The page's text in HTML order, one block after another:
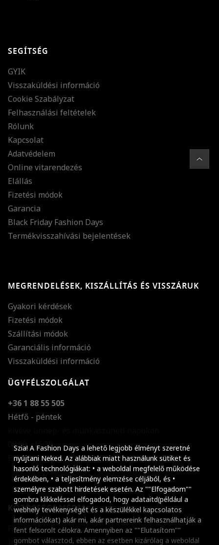
Szia! A Fashion Days a lehető legjobb élményt szeretné
nyújtani Neked. Az alábbiak miatt használunk sütiket és
hasonló technológiákat: • a weboldal megfelelő működése
érdekében, • a teljesítmény elemzése céljából, és •
személyre szabott hirdetések esetén. Az ""Elfogadom""
gombra klikkeléssel elfogadod, hogy adataitd(például a
webhely tevékenységét és a készülékkel kapcsolatos
információkat) akár mi, akár partnereink felhasználhatják a
fent felsorolt célokra. Amennyiben az ""Elutasítom""
gombot választod, ebben az esetben kizárólag a weboldal
különleges ajánlatainkat és stílustippjeinket!
SEGÍTSÉG
GYIK
Visszaküldési információ
Cookie Szabályzat
Felhasználási feltételek
Rólunk
Kapcsolat
Adatvédelem
Online vitarendezés
Elállás
Fizetési módok
Garancia
Black Friday Fashion Days
Termékvisszahívási bejelentések
MEGRENDELÉSEK, KISZÁLLÍTÁS ÉS VISSZÁRUK
Gyakori kérdések
Fizetési módok
Szállítási módok
Garanciális információ
Visszaküldési információ
ÜGYFÉLSZOLGÁLAT
+36 1 88 55 505
Hétfő - péntek
08:00 - 16:30
E-mail küldése
KÖZÖSSÉGI MÉDIA
Facebook
Instagram
Szöveg méretének
Szóköz növelése
Szóköz csökkentése
Sortávolság
Sortávolság